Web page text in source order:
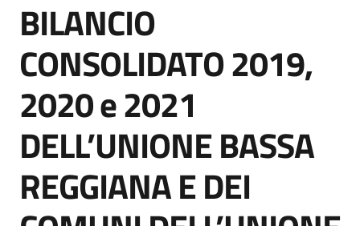
English
site
Seguici
su
BILANCIO
CONSOLIDATO 2019,
2020 e 2021
DELL’UNIONE BASSA
REGGIANA E DEI